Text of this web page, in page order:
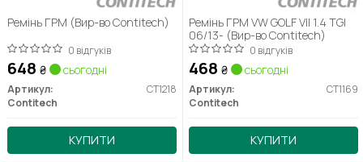
Ремінь ГРМ (Вир-во Contitech)
0 відгуків
648 ₴ сьогодні
Артикул:
CT1218
Contitech
КУПИТИ
Ремінь ГРМ VW GOLF VII 1.4 TGI
06/13- (Вир-во Contitech)
0 відгуків
468 ₴ сьогодні
Артикул:
CT1169
Contitech
КУПИТИ